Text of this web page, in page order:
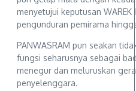
menyetujui keputusan WAREK
pengunduran pemirama
PANWASRAM pun seakan
fungsi seharusnya sebagai
menegur dan meluruskan
penyelenggara.